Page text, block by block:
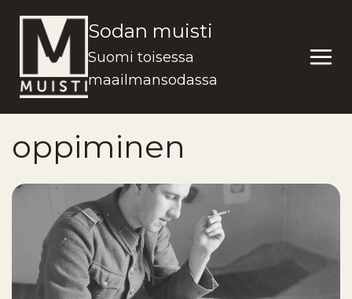
sisältöön
Sodan muisti
Suomi toisessa
maailmansodassa
oppiminen